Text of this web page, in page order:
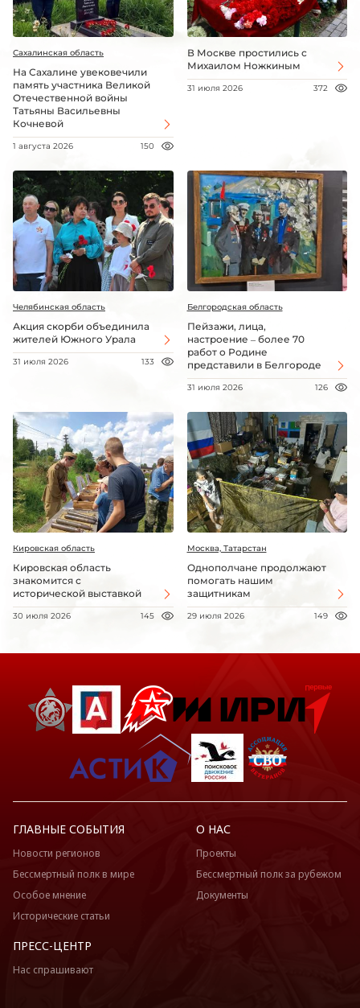
Сахалинская область
На Сахалине увековечили
память участника Великой
Отечественной войны
Татьяны Васильевны
Кочневой
1 августа 2026 150
В Москве простились с
Михаилом Ножкиным
31 июля 2026 372
Челябинская область
Акция скорби объединила
жителей Южного Урала
31 июля 2026 133
Белгородская область
Пейзажи, лица,
настроение – более 70
работ о Родине
представили в Белгороде
31 июля 2026 126
Кировская область
Кировская область
знакомится с
исторической выставкой
30 июля 2026 145
Москва, Татарстан
Однополчане продолжают
помогать нашим
защитникам
29 июля 2026 149
ГЛАВНЫЕ СОБЫТИЯ
Новости регионов
Бессмертный полк в мире
Особое мнение
Исторические статьи
О НАС
Проекты
Бессмертный полк за рубежом
Документы
ПРЕСС-ЦЕНТР
Нас спрашивают